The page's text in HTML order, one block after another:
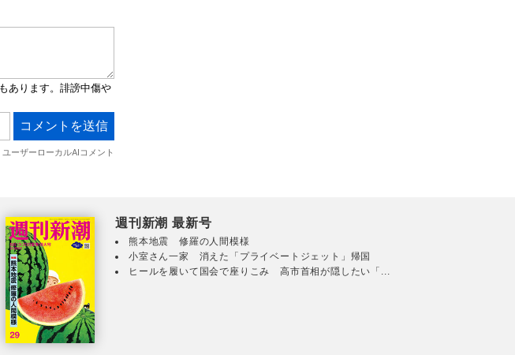
週刊新潮 最新号
熊本地震 修羅の人間模様
小室さん一家 消えた「プライベートジェット」帰国
ヒールを履いて国会で座りこみ 高市首相が隠したい「...